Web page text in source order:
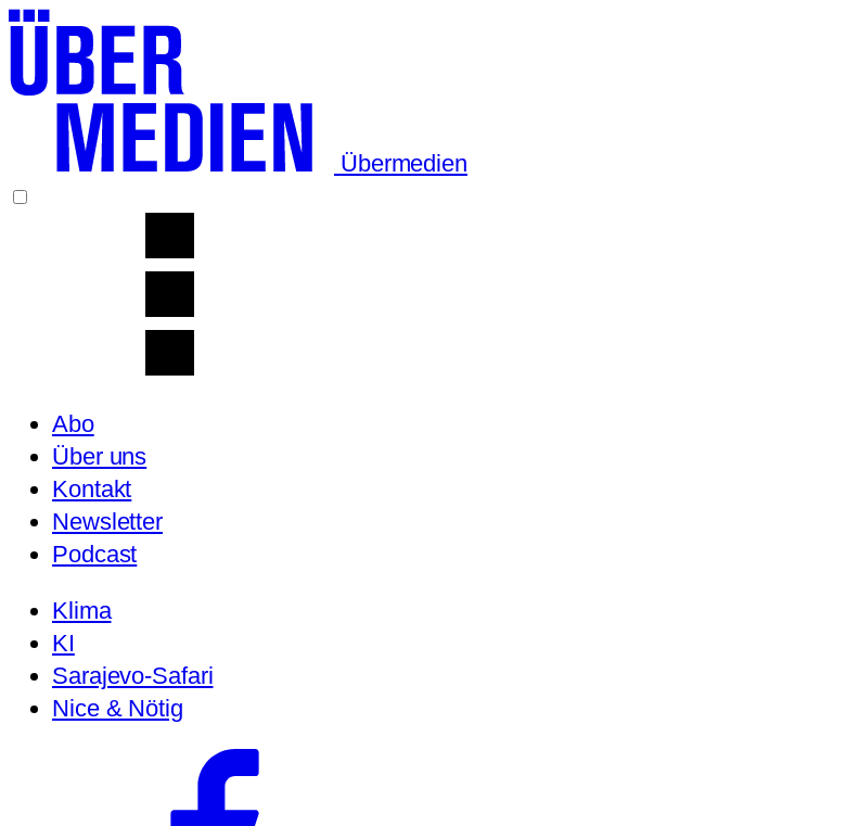
Übermedien
Abo
Über uns
Kontakt
Newsletter
Podcast
Klima
KI
Sarajevo-Safari
Nice & Nötig